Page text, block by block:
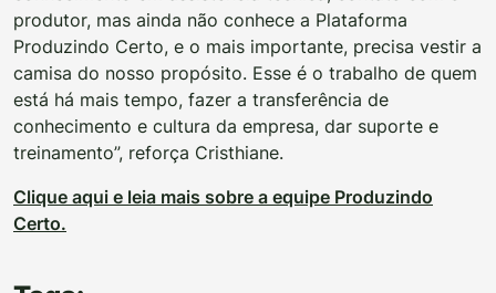
produtor, mas ainda não conhece a Plataforma
Produzindo Certo, e o mais importante, precisa vestir a
camisa do nosso propósito. Esse é o trabalho de quem
está há mais tempo, fazer a transferência de
conhecimento e cultura da empresa, dar suporte e
treinamento”, reforça Cristhiane.
Clique aqui e leia mais sobre a equipe Produzindo
Certo.